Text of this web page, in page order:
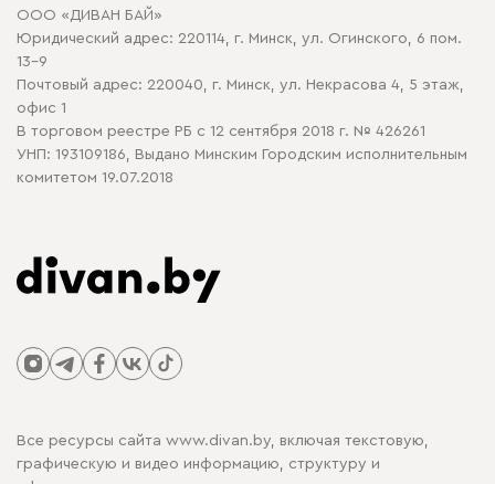
Политика конфиденциальности
Политика в отношении обработки cookie
ООО «ДИВАН БАЙ»
Юридический адрес: 220114, г. Минск, ул. Огинского, 6 пом.
13-9
Почтовый адрес: 220040, г. Минск, ул. Некрасова 4, 5 этаж,
офис 1
В торговом реестре РБ с 12 сентября 2018 г. № 426261
УНП: 193109186, Выдано Минским Городским исполнительным
комитетом 19.07.2018
Все ресурсы сайта www.divan.by, включая текстовую,
графическую и видео информацию, структуру и